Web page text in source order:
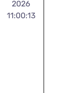
2026
11:00:13